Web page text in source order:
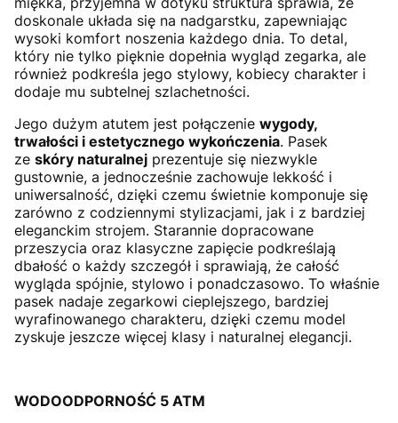
doskonale układa się na nadgarstku, zapewniając
wysoki komfort noszenia każdego dnia. To detal,
który nie tylko pięknie dopełnia wygląd zegarka, ale
również podkreśla jego stylowy, kobiecy charakter i
dodaje mu subtelnej szlachetności.
Jego dużym atutem jest połączenie wygody,
trwałości i estetycznego wykończenia. Pasek
ze skóry naturalnej prezentuje się niezwykle
gustownie, a jednocześnie zachowuje lekkość i
uniwersalność, dzięki czemu świetnie komponuje się
zarówno z codziennymi stylizacjami, jak i z bardziej
eleganckim strojem. Starannie dopracowane
przeszycia oraz klasyczne zapięcie podkreślają
dbałość o każdy szczegół i sprawiają, że całość
wygląda spójnie, stylowo i ponadczasowo. To właśnie
pasek nadaje zegarkowi cieplejszego, bardziej
wyrafinowanego charakteru, dzięki czemu model
zyskuje jeszcze więcej klasy i naturalnej elegancji.
WODOODPORNOŚĆ 5 ATM